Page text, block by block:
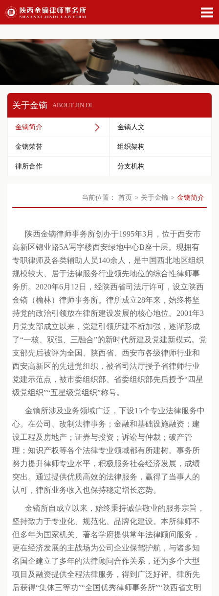
关于金镝 ABOUT JIN DI
金镝简介 金镝人文
金镝荣誉 组织架构
律所合作 分支机构
当前位置： 首页 > 关于金镝 > 金镝简介
陕西金镝律师事务所创办于1995年3月，位于西安市
高新区锦业路5A写字楼西安绿地中心B座十层。现拥有
专职律师及各类辅助人员140余人，是中国西北地区组织
规模较大、居于法律服务行业领先地位的综合性律师事
务所。2020年6月12日，经陕西省司法厅许可，设立陕西
金镝（榆林）律师事务所。律所成立28年来，始终将坚
持党的政治引领放在律所建设发展的核心地位。2001年3
月党支部成立以来，党建引领所建不断加强，逐渐形成
了“一核、双强、三融合”的新时代所建及党建新模式。党
支部先后被评为全国、陕西省、西安市各级律师行业和
西安高新区的先进党组织，被省司法厅授予省律师行业
党建示范点，被市委组织部、省委组织部先后授予“四星
级党组织”“五星级党组织”称号。
金镝所涉及业务领域广泛，下设15个专业法律服务中
心。在公司、改制法律事务；金融和基础设施融资；建
设工程及房地产；证券与投资；诉讼与仲裁；破产管
理；知识产权等各个法律专业领域都有所建树。事务所
努力提升律师专业水平，积极服务社会经济发展，成绩
突出。通过提供优质高效的法律服务，赢得了当事人的
认可，律所业务收入也保持稳定增长态势。
金镝所自成立以来，始终秉持诚信敬业的服务宗旨，
坚持致力于专业化、规范化、品牌化建设。本所律师不
但多年为国家机关、著名学府提供常年法律顾问服务，
更在经济发展的主战场为公司企业保驾护航，与诸多知
名国企建立了多年的法律顾问合作关系，还为多个大型
项目及融资提供全程法律服务，得到广泛好评。律所先
后获得“集体三等功”“全国优秀律师事务所”“陕西省文明